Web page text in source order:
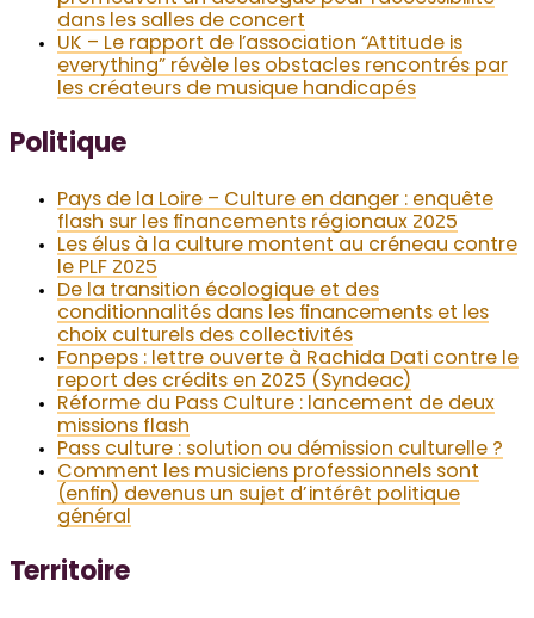
dans les salles de concert
UK – Le rapport de l’association “Attitude is
everything” révèle les obstacles rencontrés par
les créateurs de musique handicapés
Politique
Pays de la Loire – Culture en danger : enquête
flash sur les financements régionaux 2025
Les élus à la culture montent au créneau contre
le PLF 2025
De la transition écologique et des
conditionnalités dans les financements et les
choix culturels des collectivités
Fonpeps : lettre ouverte à Rachida Dati contre le
report des crédits en 2025 (Syndeac)
Réforme du Pass Culture : lancement de deux
missions flash
Pass culture : solution ou démission culturelle ?
Comment les musiciens professionnels sont
(enfin) devenus un sujet d’intérêt politique
général
Territoire